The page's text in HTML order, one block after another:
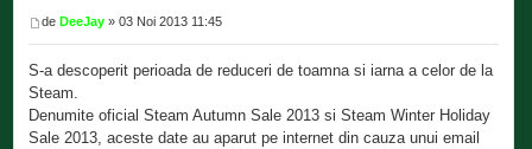
deDeeJay » 03 Noi 2013 11:45
S-a descoperit perioada de reduceri de toamna si iarna a celor de la
Steam.
Denumite oficial Steam Autumn Sale 2013 si Steam Winter Holiday
Sale 2013, aceste date au aparut pe internet din cauza unui email